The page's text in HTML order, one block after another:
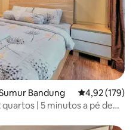
Bandung 4,92 de uma
4,92 (179)
| 5 minutos a pé de